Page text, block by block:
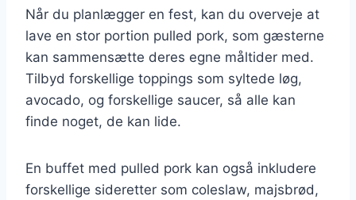
Når du planlægger en fest, kan du overveje at
lave en stor portion pulled pork, som gæsterne
kan sammensætte deres egne måltider med.
Tilbyd forskellige toppings som syltede løg,
avocado, og forskellige saucer, så alle kan
finde noget, de kan lide.
En buffet med pulled pork kan også inkludere
forskellige sideretter som coleslaw, majsbrød,